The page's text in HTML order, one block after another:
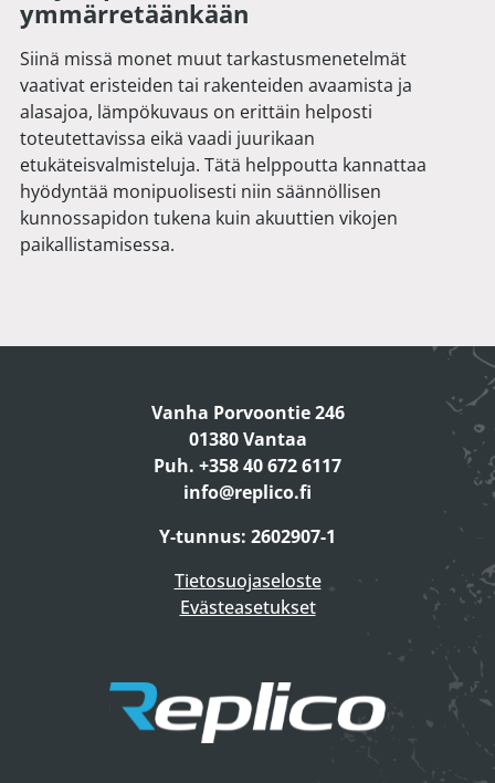
ymmärretäänkään
Siinä missä monet muut tarkastusmenetelmät
vaativat eristeiden tai rakenteiden avaamista ja
alasajoa, lämpökuvaus on erittäin helposti
toteutettavissa eikä vaadi juurikaan
etukäteisvalmisteluja. Tätä helppoutta kannattaa
hyödyntää monipuolisesti niin säännöllisen
kunnossapidon tukena kuin akuuttien vikojen
paikallistamisessa.
Vanha Porvoontie 246
01380 Vantaa
Puh. +358 40 672 6117
info@replico.fi
Y-tunnus: 2602907-1
Tietosuojaseloste
Evästeasetukset